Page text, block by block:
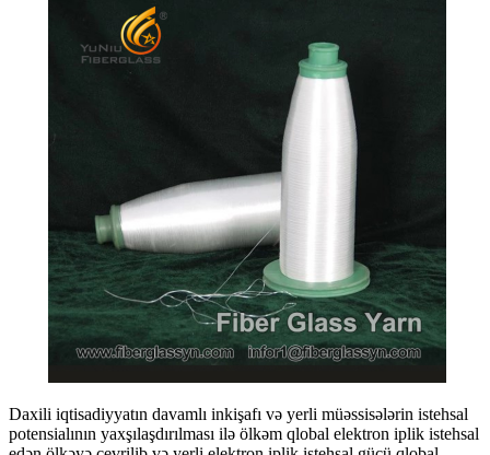
Daxili iqtisadiyyatın davamlı inkişafı və yerli müəssisələrin istehsal
potensialının yaxşılaşdırılması ilə ölkəm qlobal elektron iplik istehsal